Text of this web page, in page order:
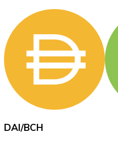
XRP
XRP
DAI/BCH